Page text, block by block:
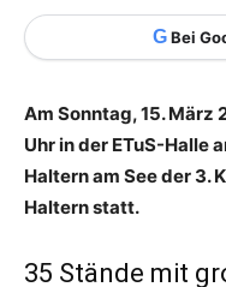
G Bei
Am Sonntag, 15. März
Uhr in der ETuS-Halle
Haltern am See der 3.
Haltern statt.
35 Stände mit